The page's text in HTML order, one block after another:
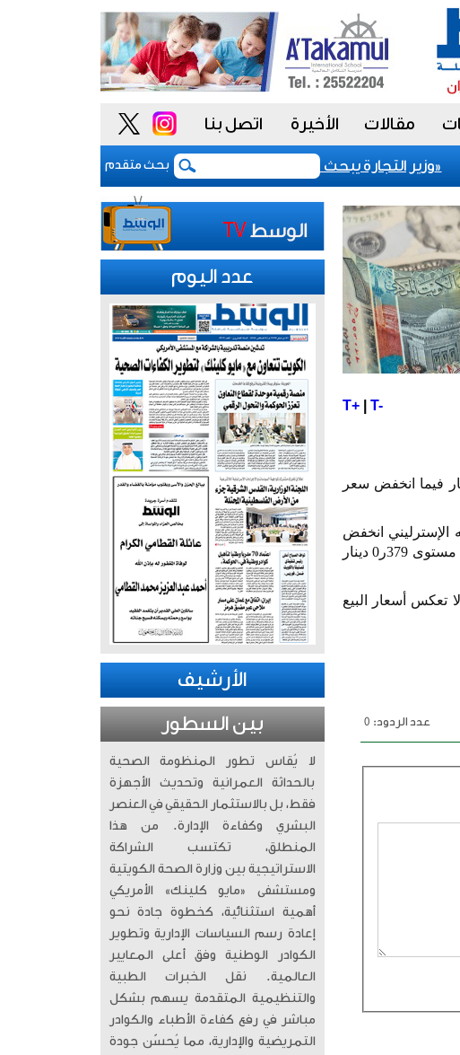
مقالات الأخيرة اتصل بنا
بحث متقدم
وزير التجارة يبحث مع سفير كازاخستان تعزيز التعاون المشترك
T+| T-
فيما انخفض سعر
انخفض
مستوى 379ر 0دينار
تعكس أسعار البيع
عدد الردود: 0
عدد اليوم
الأرشيف
بين السطور
لا يُقاس تطور المنظومة الصحية
بالحداثة العمرانية وتحديث الأجهزة
فقط، بل بالاستثمار الحقيقي في العنصر
البشري وكفاءة الإدارة. من هذا
المنطلق، تكتسب الشراكة
الاستراتيجية بين وزارة الصحة الكويتية
ومستشفى «مايو كلينك» الأمريكي
أهمية استثنائية، كخطوة جادة نحو
إعادة رسم السياسات الإدارية وتطوير
الكوادر الوطنية وفق أعلى المعايير
العالمية. ​ نقل الخبرات الطبية
والتنظيمية المتقدمة يسهم بشكل
مباشر في رفع كفاءة الأطباء والكوادر
التمريضية والإدارية، مما يُحسّن جودة